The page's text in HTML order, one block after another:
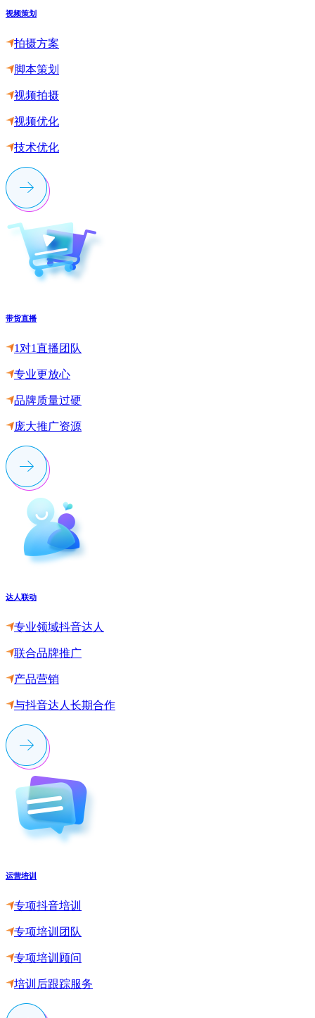
视频策划
拍摄方案
脚本策划
视频拍摄
视频优化
技术优化
带货直播
1对1直播团队
专业更放心
品牌质量过硬
庞大推广资源
达人联动
专业领域抖音达人
联合品牌推广
产品营销
与抖音达人长期合作
运营培训
专项抖音培训
专项培训团队
专项培训顾问
培训后跟踪服务